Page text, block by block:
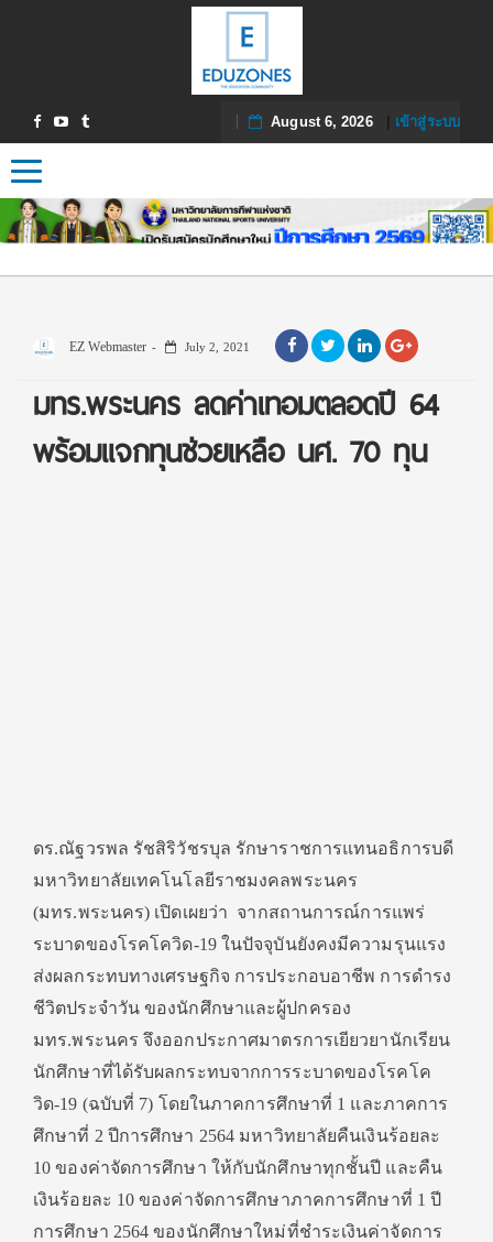
August 6, 2026| เข้าสู่ระบบ
Toggle navigation
EZ Webmaster July 2, 2021
มทร.พระนคร ลดค่าเทอมตลอดปี 64
พร้อมแจกทุนช่วยเหลือ นศ. 70 ทุน
ดร.ณัฐวรพล รัชสิริวัชรบุล รักษาราชการแทนอธิการบดี
มหาวิทยาลัยเทคโนโลยีราชมงคลพระนคร
(มทร.พระนคร) เปิดเผยว่า จากสถานการณ์การแพร่
ระบาดของโรคโควิด-19 ในปัจจุบันยังคงมีความรุนแรง
ส่งผลกระทบทางเศรษฐกิจ การประกอบอาชีพ การดำรง
ชีวิตประจำวัน ของนักศึกษาและผู้ปกครอง
มทร.พระนคร จึงออกประกาศมาตรการเยียวยานักเรียน
นักศึกษาที่ได้รับผลกระทบจากการระบาดของโรคโค
วิด-19 (ฉบับที่ 7) โดยในภาคการศึกษาที่ 1 และภาคการ
ศึกษาที่ 2 ปีการศึกษา 2564 มหาวิทยาลัยคืนเงินร้อยละ
10 ของค่าจัดการศึกษา ให้กับนักศึกษาทุกชั้นปี และคืน
เงินร้อยละ 10 ของค่าจัดการศึกษาภาคการศึกษาที่ 1 ปี
การศึกษา 2564 ของนักศึกษาใหม่ที่ชำระเงินค่าจัดการ